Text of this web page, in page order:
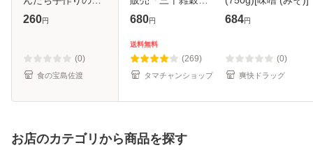
品みそ！ ゆず 味噌
うパケット発送 全
国一律送料
260円
(0)
食の宝島佐渡
ープ」【選べる11
救世主 送料無料 雑
穀 スープの素 ギフ
ト 味噌 チゲ
680円
送料無料
(269)
タマチャンショップ
684円
(0)
爽快ドラッグ
お店のカテゴリから商品を探す